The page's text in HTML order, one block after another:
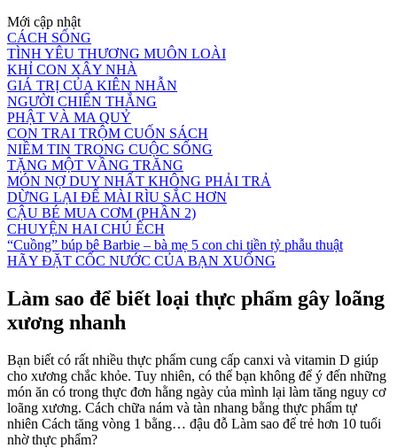
Mới cập nhật
CÁCH SỐNG
TÌNH YÊU THƯƠNG MUÔN LOÀI
KHỈ CON XÂY NHÀ
GIÁ TRỊ CỦA KIÊN NHẪN
NGƯỜI CHIẾN THẮNG
PHẬT VÀ MA QUỶ
CON TRAI TRỘM CUỐN SÁCH
NIỀM TIN TRONG CUỘC SỐNG
TẶNG MỘT VẦNG TRĂNG
MÓN NỢ DUY NHẤT KHÔNG PHẢI TRẢ
DỪNG LẠI ĐỂ MÀI RÌU SẮC HƠN
CẬU BÉ MUA CƠM (PHẦN 2)
CHUYỆN HAI CHÚ ẾCH
“Cuồng” búp bê Barbie – bà mẹ 5 con chi tiền tỷ phẫu thuật
HÃY ĐẶT CỐC NƯỚC CỦA BẠN XUỐNG
Làm sao để biết loại thực phẩm gây loãng
xương nhanh
Bạn biết có rất nhiều thực phẩm cung cấp canxi và vitamin D giúp
cho xương chắc khỏe. Tuy nhiên, có thể bạn không để ý đến những
món ăn có trong thực đơn hằng ngày của mình lại làm tăng nguy cơ
loãng xương. Cách chữa nám và tàn nhang bằng thực phẩm tự
nhiên Cách tăng vòng 1 bằng… đậu đỗ Làm sao để trẻ hơn 10 tuổi
nhờ thực phẩm?